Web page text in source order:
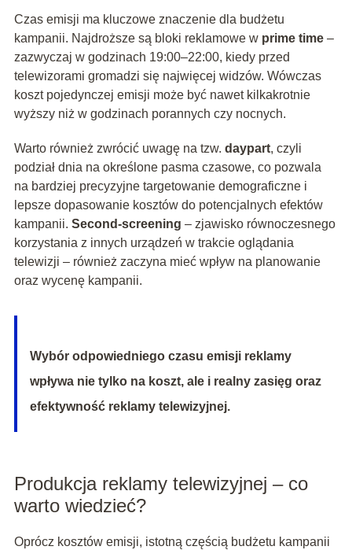
Czas emisji ma kluczowe znaczenie dla budżetu
kampanii. Najdroższe są bloki reklamowe w prime time–
zazwyczaj w godzinach 19:00–22:00, kiedy przed
telewizorami gromadzi się najwięcej widzów. Wówczas
koszt pojedynczej emisji może być nawet kilkakrotnie
wyższy niż w godzinach porannych czy nocnych.
Warto również zwrócić uwagę na tzw. daypart, czyli
podział dnia na określone pasma czasowe, co pozwala
na bardziej precyzyjne targetowanie demograficzne i
lepsze dopasowanie kosztów do potencjalnych efektów
kampanii. Second-screening – zjawisko równoczesnego
korzystania z innych urządzeń w trakcie oglądania
telewizji – również zaczyna mieć wpływ na planowanie
oraz wycenę kampanii.
Wybór odpowiedniego czasu emisji reklamy
wpływa nie tylko na koszt, ale i realny zasięg oraz
efektywność reklamy telewizyjnej.
Produkcja reklamy telewizyjnej – co
warto wiedzieć?
Oprócz kosztów emisji, istotną częścią budżetu kampanii